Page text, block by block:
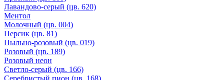
Лавандово-серый (цв. 620)
Ментол
Молочный (цв. 004)
Персик (цв. 81)
Пыльно-розовый (цв. 019)
Розовый (цв. 189)
Розовый неон
Светло-серый (цв. 166)
Серебристый пион (цв. 168)